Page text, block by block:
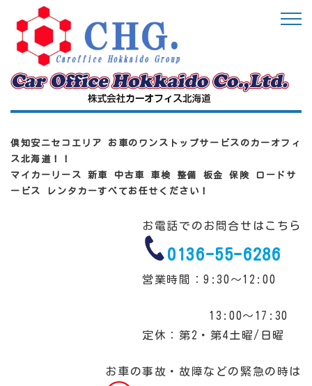
倶知安ニセコエリア お車のワンストップサービスのカーオフィ
ス北海道！！
マイカーリース 新車 中古車 車検 整備 板金 保険 ロードサ
ービス レンタカーすべてお任せください！
お電話でのお問合せはこちら
0136-55-6286
営業時間：9:30～12:00
13:00～17:30
定休：第2・第4土曜/日曜
お車の事故・故障などの緊急の時は